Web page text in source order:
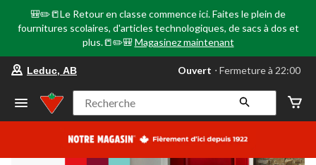
🎒✏️📒Le Retour en classe commence ici. Faites le plein de
fournitures scolaires, d'articles technologiques, de sacs à dos et
plus.📒✏️🎒 Magasinez maintenant
votre
préféré
Leduc,
AB,
courament
Fermeture
Leduc, AB Ouvert ⋅ Fermeture à 22:00
Recherche